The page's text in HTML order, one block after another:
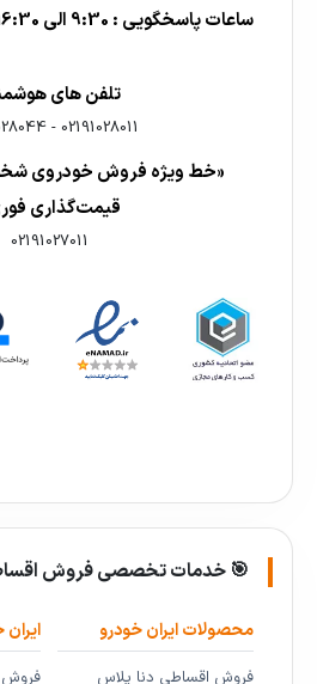
ساعات پاسخگویی : 9:30 الی 16:30
تلفن های
02191028011
-
«خط ویژه فروش خودروی
قیمت‌گذاری
02191027011
🎯 خدمات تخصصی فروش
محصولات ایران خودرو
فروش اقساطی دنا پلاس
فروش